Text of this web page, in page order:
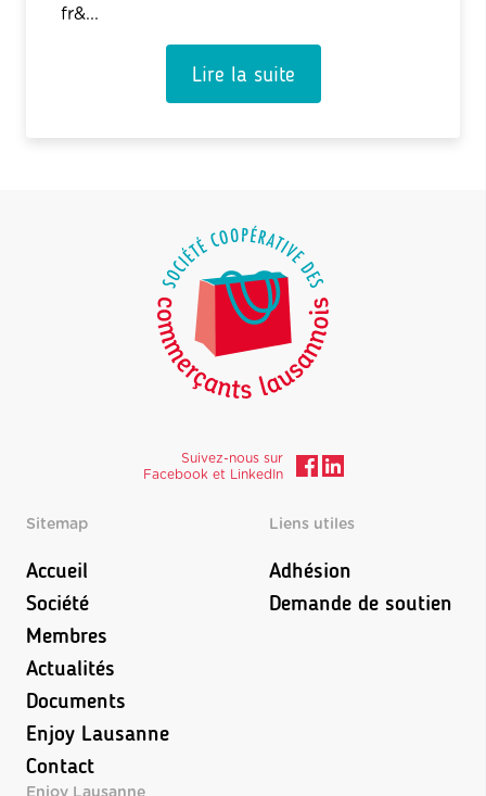
fr&...
Lire la suite
Suivez-nous sur
Facebook et LinkedIn
Sitemap
Accueil
Société
Membres
Actualités
Documents
Enjoy Lausanne
Contact
Liens utiles
Adhésion
Demande de soutien
Enjoy Lausanne